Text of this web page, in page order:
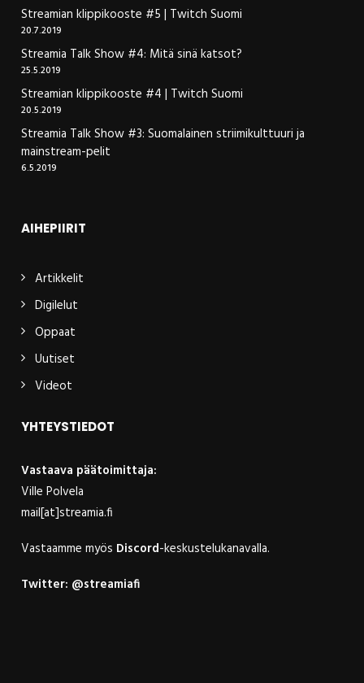
Streamian klippikooste #5 | Twitch Suomi
20.7.2019
Streamia Talk Show #4: Mitä sinä katsot?
25.5.2019
Streamian klippikooste #4 | Twitch Suomi
20.5.2019
Streamia Talk Show #3: Suomalainen striimikulttuuri ja
mainstream-pelit
6.5.2019
AIHEPIIRIT
Artikkelit
Digilelut
Oppaat
Uutiset
Videot
YHTEYSTIEDOT
Vastaava päätoimittaja:
Ville Polvela
mail[at]streamia.fi
Vastaamme myös Discord-keskustelukanavalla.
Twitter: @streamiafi